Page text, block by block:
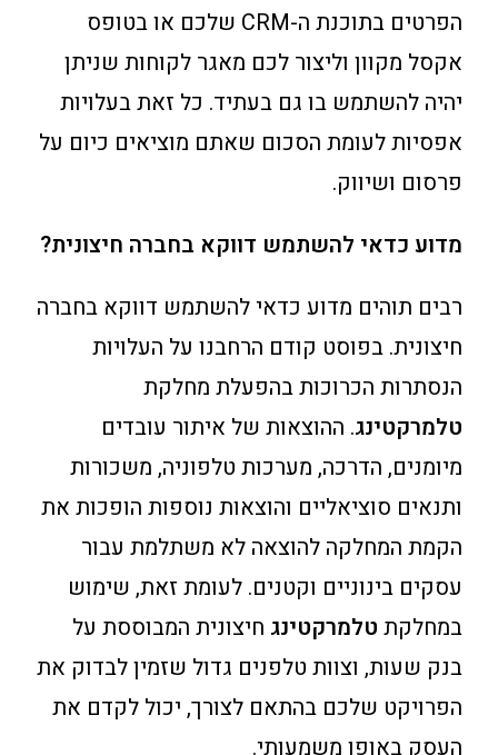
הפרטים בתוכנת ה-CRM שלכם או בטופס
אקסל מקוון וליצור לכם מאגר לקוחות שניתן
יהיה להשתמש בו גם בעתיד. כל זאת בעלויות
אפסיות לעומת הסכום שאתם מוציאים כיום על
פרסום ושיווק.
מדוע כדאי להשתמש דווקא בחברה חיצונית?
רבים תוהים מדוע כדאי להשתמש דווקא בחברה
חיצונית. בפוסט קודם הרחבנו על העלויות
הנסתרות הכרוכות בהפעלת מחלקת
טלמרקטינג. ההוצאות של איתור עובדים
מיומנים, הדרכה, מערכות טלפוניה, משכורות
ותנאים סוציאליים והוצאות נוספות הופכות את
הקמת המחלקה להוצאה לא משתלמת עבור
עסקים בינוניים וקטנים. לעומת זאת, שימוש
במחלקת טלמרקטינג חיצונית המבוססת על
בנק שעות, וצוות טלפנים גדול שזמין לבדוק את
הפרויקט שלכם בהתאם לצורך, יכול לקדם את
העסק באופן משמעותי.